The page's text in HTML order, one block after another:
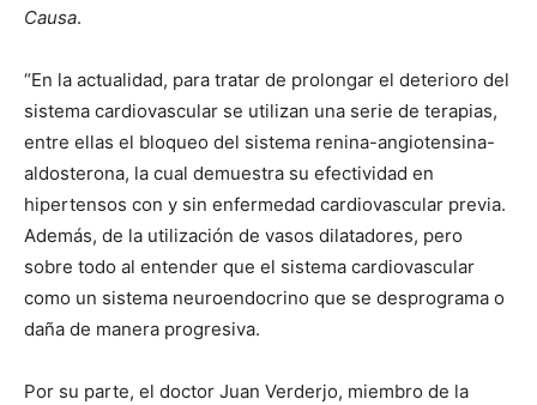
Causa.
“En la actualidad, para tratar de prolongar el deterioro del
sistema cardiovascular se utilizan una serie de terapias,
entre ellas el bloqueo del sistema renina-angiotensina-
aldosterona, la cual demuestra su efectividad en
hipertensos con y sin enfermedad cardiovascular previa.
Además, de la utilización de vasos dilatadores, pero
sobre todo al entender que el sistema cardiovascular
como un sistema neuroendocrino que se desprograma o
daña de manera progresiva.
Por su parte, el doctor Juan Verderjo, miembro de la